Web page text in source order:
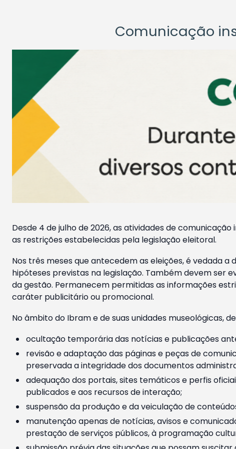
Comunicação
Desde 4 de julho de 2026, as atividades de
as restrições estabelecidas pela legislação eleitoral.
Nos três meses que antecedem as eleições, é vedada
hipóteses previstas na legislação. Também devem ser
da gestão. Permanecem permitidas as informações
caráter publicitário ou promocional.
No âmbito do Ibram e de suas unidades museológicas,
ocultação temporária das notícias e publicações
revisão e adaptação das páginas e peças de
preservada a integridade dos documentos
adequação dos portais, sites temáticos e perfis
publicados e aos recursos de interação;
suspensão da produção e da veiculação de
manutenção apenas de notícias, avisos e
prestação de serviços públicos, à programação